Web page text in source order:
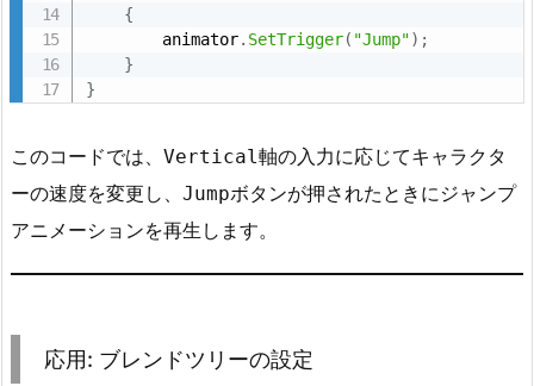
定
方
法
テ
ッ
プ
n
{
        animator
. SetTrigger( "Jump") ;
}
}
このコードでは、 Vertical 軸の入力に応じてキャラクタ
ーの速度を変更し、 Jumpボタンが押されたときにジャンプ
アニメーションを再生します。
応用: ブレンドツリーの設定